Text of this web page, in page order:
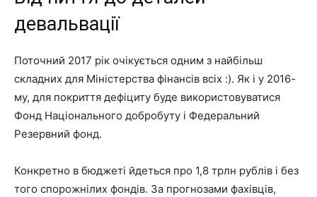
девальвації
Поточний 2017 рік очікується одним з найбільш
складних для Міністерства фінансів всіх :). Як і у 2016-
му, для покриття дефіциту буде використовуватися
Фонд Національного добробуту і Федеральний
Резервний фонд.
Конкретно в бюджеті йдеться про 1,8 трлн рублів і без
того спорожнілих фондів. За прогнозами фахівців,